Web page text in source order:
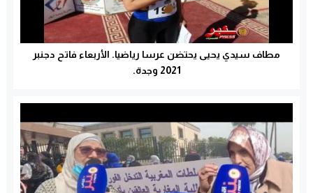
مطاف سيدي يحيى يحتضن عرسا رياضيا. الأربعاء فاتح دجنبر
2021 وجدة.